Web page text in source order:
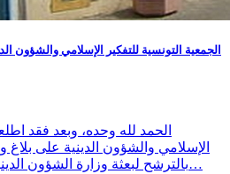
الجمعية التونسية للتفكير الإسلامي والشؤون
الحمد لله وحده، وبعد فقد
الإسلامي والشؤون الدينية على بلاغ
بالترشح لبعثة وزارة الشؤون الدينية لموسم الحج 1448 للهجرة…